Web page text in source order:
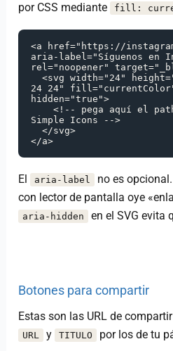
por CSS mediante
fill:
<a href="https://
aria-label="Síguenos en
rel="noopener"
  <svg width="24" height="24" viewBox="0 0
24 24"
hidden="true">
    <!-- pega aquí el path que copias de
Simple Icons -->
  </svg>
</a>
El aria-label
no es
con lector de pantalla oye
aria-hidden en el SVG evita
Botones para compartir
Estas son las URL de
URL y TITULO por los de tu